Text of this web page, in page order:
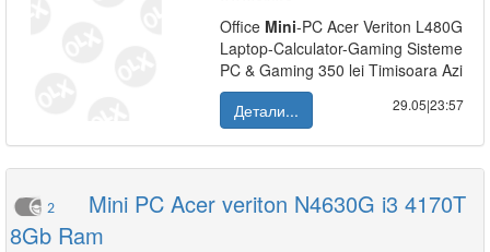
Office Mini-PC Acer Veriton L480G
Laptop-Calculator-Gaming Sisteme
PC & Gaming 350 lei Timisoara Azi
Детали...
29.05|23:57
2
Mini PC Acer veriton N4630G i3 4170T
8Gb Ram